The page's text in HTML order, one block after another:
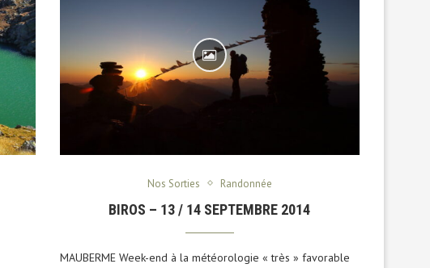
Nos Sorties Randonnée
BIROS – 13 / 14 SEPTEMBRE 2014
MAUBERME Week-end à la météorologie « très » favorable